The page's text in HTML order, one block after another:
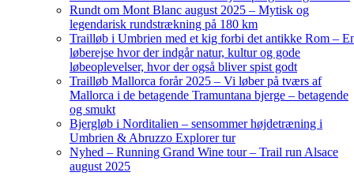
Rundt om Mont Blanc august 2025 – Mytisk og
legendarisk rundstrækning på 180 km
Trailløb i Umbrien med et kig forbi det antikke Rom –
løberejse hvor der indgår natur, kultur og gode
løbeoplevelser, hvor der også bliver spist godt
Trailløb Mallorca forår 2025 – Vi løber på tværs af
Mallorca i de betagende Tramuntana bjerge – betagende
og smukt
Bjergløb i Norditalien – sensommer højdetræning i
Umbrien & Abruzzo Explorer tur
Nyhed – Running Grand Wine tour – Trail run Alsace
august 2025